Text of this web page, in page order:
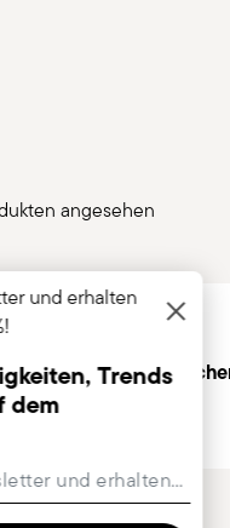
angesehen
und erhalten
Trends
dem